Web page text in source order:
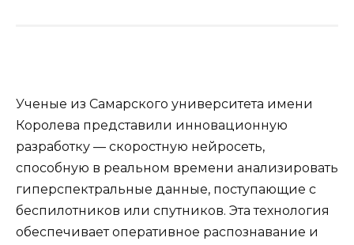
Ученые из Самарского университета имени
Королева представили инновационную
разработку — скоростную нейросеть,
способную в реальном времени анализировать
гиперспектральные данные, поступающие с
беспилотников или спутников. Эта технология
обеспечивает оперативное распознавание и